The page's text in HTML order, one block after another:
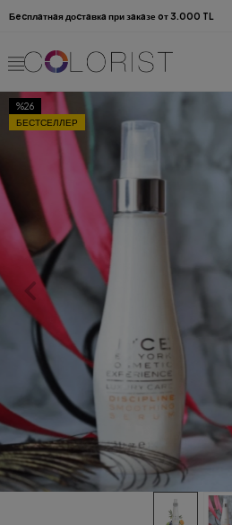
Бecплaтнaя доcтaвкa при зaкaзе oт 3.000 TL
%26
БЕСТСЕЛЛЕР